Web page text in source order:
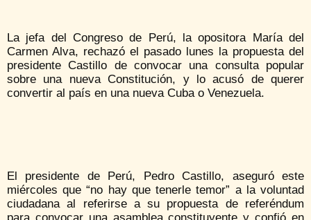
La jefa del Congreso de Perú, la opositora María del
Carmen Alva, rechazó el pasado lunes la propuesta del
presidente Castillo de convocar una consulta popular
sobre una nueva Constitución, y lo acusó de querer
convertir al país en una nueva Cuba o Venezuela.
El presidente de Perú, Pedro Castillo, aseguró este
miércoles que “no hay que tenerle temor” a la voluntad
ciudadana al referirse a su propuesta de referéndum